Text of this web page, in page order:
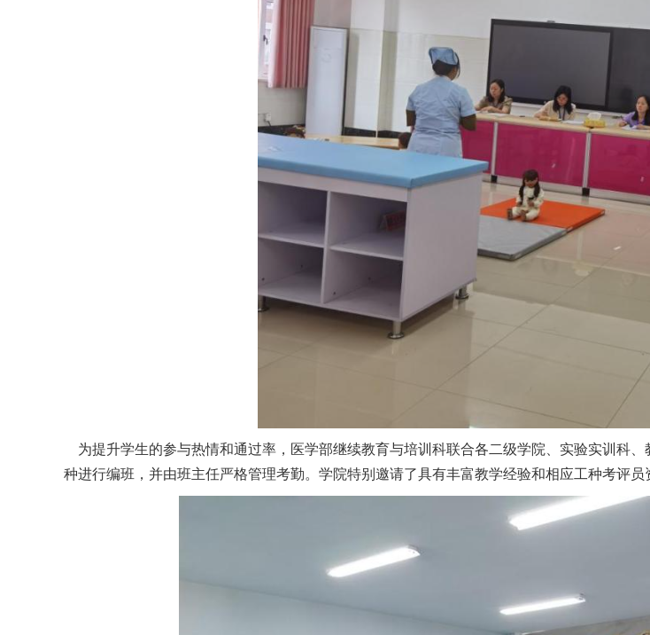
为提升学生的参与热情和通过率，医学部继续教育与培训科联合各二级学院、实验实训科
种进行编班，并由班主任严格管理考勤。学院特别邀请了具有丰富教学经验和相应工种考评